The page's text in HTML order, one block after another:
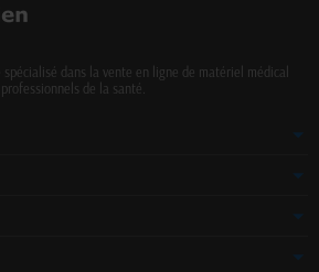
dans la vente en ligne de matériel médical
de la santé.